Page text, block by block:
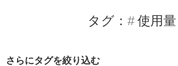
タグ： 使用量
さらにタグを絞り込む